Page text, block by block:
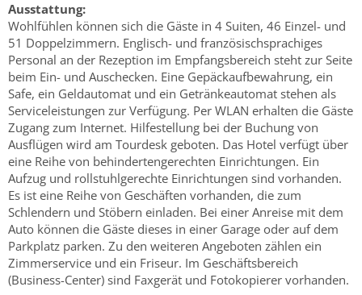
Ausstattung:
Wohlfühlen können sich die Gäste in 4 Suiten, 46 Einzel- und
51 Doppelzimmern. Englisch- und französischsprachiges
Personal an der Rezeption im Empfangsbereich steht zur Seite
beim Ein- und Auschecken. Eine Gepäckaufbewahrung, ein
Safe, ein Geldautomat und ein Getränkeautomat stehen als
Serviceleistungen zur Verfügung. Per WLAN erhalten die Gäste
Zugang zum Internet. Hilfestellung bei der Buchung von
Ausflügen wird am Tourdesk geboten. Das Hotel verfügt über
eine Reihe von behindertengerechten Einrichtungen. Ein
Aufzug und rollstuhlgerechte Einrichtungen sind vorhanden.
Es ist eine Reihe von Geschäften vorhanden, die zum
Schlendern und Stöbern einladen. Bei einer Anreise mit dem
Auto können die Gäste dieses in einer Garage oder auf dem
Parkplatz parken. Zu den weiteren Angeboten zählen ein
Zimmerservice und ein Friseur. Im Geschäftsbereich
(Business-Center) sind Faxgerät und Fotokopierer vorhanden.